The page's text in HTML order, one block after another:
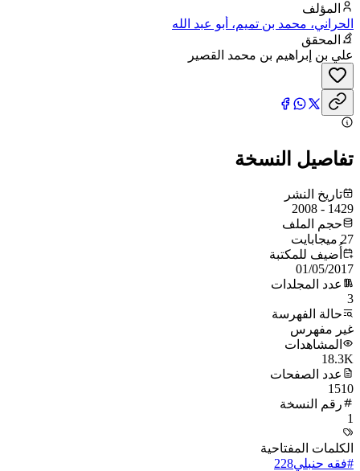
المؤلف
الحراني، محمد بن تميم، أبو عبد الله
المحقق
علي بن إبراهيم بن محمد القصير
تفاصيل النسخة
تاريخ النشر
1429 - 2008
حجم الملف
27 ميجابايت
أُضيف للمكتبة
01/05/2017
عدد المجلدات
3
حالة الفهرسة
غير مفهرس
المشاهدات
18.3K
عدد الصفحات
1510
رقم النسخة
1
الكلمات المفتاحية
#فقه حنبلي228